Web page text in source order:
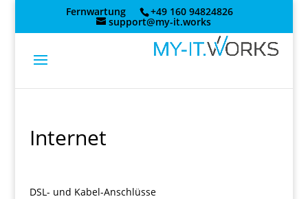
Fernwartung +49 160 94824826
support@my-it.works
Internet
DSL- und Kabel-Anschlüsse